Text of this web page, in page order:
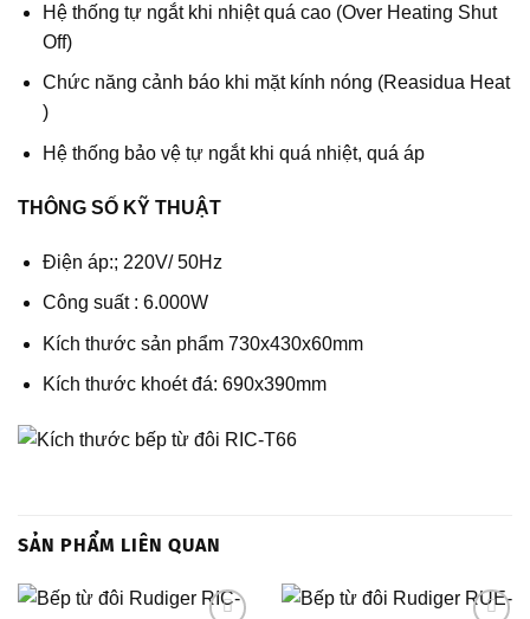
Hệ thống tự ngắt khi nhiệt quá cao (Over Heating Shut
Off)
Chức năng cảnh báo khi mặt kính nóng (Reasidua Heat
)
Hệ thống bảo vệ tự ngắt khi quá nhiệt, quá áp
THÔNG SỐ KỸ THUẬT
Điện áp:; 220V/ 50Hz
Công suất : 6.000W
Kích thước sản phẩm 730x430x60mm
Kích thước khoét đá: 690x390mm
SẢN PHẨM LIÊN QUAN